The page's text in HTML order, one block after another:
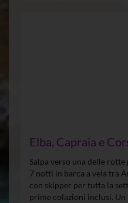
Elba, Capraia e
Salpa verso una delle
7 notti in barca a vela tra
con skipper per tutta la
prime colazioni inclusi.